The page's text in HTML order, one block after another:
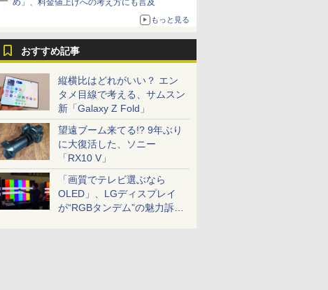
め」、料金値上げへの考え方にも言及
もっと見る
おすすめ記事
縦横比はどれがいい？ エン
タメ目線で考える、サムスン
新「Galaxy Z Fold」
望遠ブーム来てる!? 9年ぶり
に大復活した、ソニー
「RX10 V」
「画質でテレビ選ぶなら
OLED」、LGディスプレイ
が“RGBタンデム”の魅力訴